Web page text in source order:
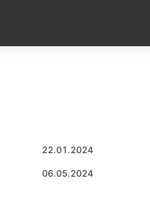
22.01.2024
06.05.2024